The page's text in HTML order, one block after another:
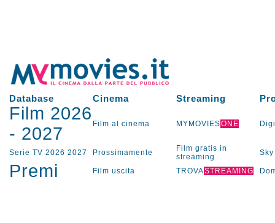
Database Cinema Streaming
Film 2026
- 2027 Film al cinema MYMOVIESONE
Serie TV 2026 2027 Prossimamente
Film gratis in
streaming
Sky
Premi Film uscita TROVASTREAMING